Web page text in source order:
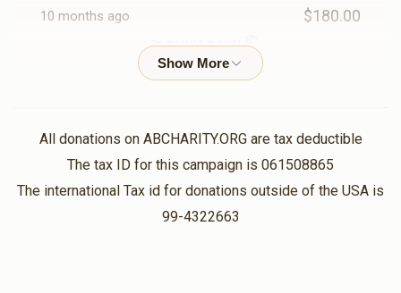
10 months ago $180.00
עשרה פעמים ח״י
20 מאל ח״י
לענ״ בנימין זאב בן שמשון ברוך לענ״ פרידה בת נפתלי הערצת
All donations on ABCHARITY.ORG are tax deductible
The tax ID for this campaign is 061508865
The international Tax id for donations outside of the USA is
99-4322663